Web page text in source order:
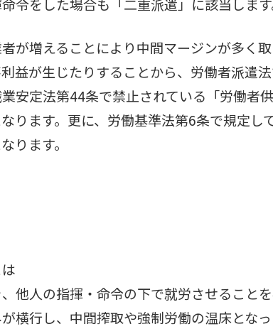
令をした場合も「二重派遣」に該当します
者が増えることにより中間マージンが多く
益が生じたりすることから、労働者派遣法
安定法第44条で禁止されている「労働者
ります。更に、労働基準法第6条で規定し
ります。
他人の指揮・命令の下で就労させること
横行し、中間搾取や強制労働の温床となっ